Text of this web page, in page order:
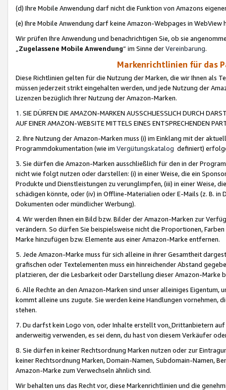
(d) Ihre Mobile Anwendung darf nicht die Funktion von Amazons
(e) Ihre Mobile Anwendung darf keine Amazon-Webpages in WebView
Wir prüfen Ihre Anwendung und benachrichtigen Sie, ob sie
„Zugelassene Mobile Anwendung“ im Sinne derVereinbarung.
Markenrichtlinien für das
Diese Richtlinien gelten für die Nutzung der Marken, die wir Ihnen als
müssen jederzeit strikt eingehalten werden, und jede Nutzung der
Lizenzen bezüglich Ihrer Nutzung der Amazon-Marken.
1. SIE DÜRFEN DIE AMAZON-MARKEN AUSSCHLIESSLICH DURCH
AUF EINER AMAZON-WEBSITE MITTELS EINES ENTSPRECHENDEN
2. Ihre Nutzung der Amazon-Marken muss (i) im Einklang mit der
Programmdokumentation (wie im Vergütungskatalog definiert)
3. Sie dürfen die Amazon-Marken ausschließlich für den in der
nicht wie folgt nutzen oder darstellen: (i) in einer Weise, die ein
Produkte und Dienstleistungen zu verunglimpfen, (iii) in einer Weise,
schädigen könnte, oder (iv) in Offline-Materialien oder E-Mails (z. B. in
Dokumenten oder mündlicher Werbung).
4. Wir werden Ihnen ein Bild bzw. Bilder der Amazon-Marken zur
verändern. So dürfen Sie beispielsweise nicht die Proportionen,
Marke hinzufügen bzw. Elemente aus einer Amazon-Marke entfernen.
5. Jede Amazon-Marke muss für sich alleine in ihrer Gesamtheit
grafischen oder Textelementen muss ein hinreichender Abstand
platzieren, der die Lesbarkeit oder Darstellung dieser Amazon-Marke
6. Alle Rechte an den Amazon-Marken sind unser alleiniges
kommt alleine uns zugute. Sie werden keine Handlungen vornehmen,
stehen.
7. Du darfst kein Logo von, oder Inhalte erstellt von,Drittanbietern auf
anderweitig verwenden, es sei denn, du hast von diesem Verkäufer
8. Sie dürfen in keiner Rechtsordnung Marken nutzen oder zur
keiner Rechtsordnung Marken, Domain-Namen, Subdomain-Namen,
Amazon-Marke zum Verwechseln ähnlich sind.
Wir behalten uns das Recht vor, diese Markenrichtlinien und die